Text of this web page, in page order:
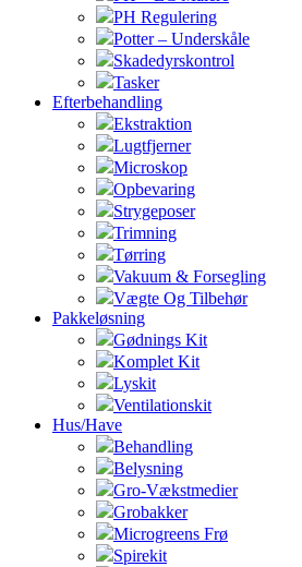
PH Regulering
Potter – Underskåle
Skadedyrskontrol
Tasker
Efterbehandling
Ekstraktion
Lugtfjerner
Microskop
Opbevaring
Strygeposer
Trimning
Tørring
Vakuum & Forsegling
Vægte Og Tilbehør
Pakkeløsning
Gødnings Kit
Komplet Kit
Lyskit
Ventilationskit
Hus/Have
Behandling
Belysning
Gro-Vækstmedier
Grobakker
Microgreens Frø
Spirekit